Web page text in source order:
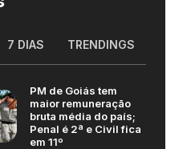
7 DIAS TRENDINGS
PM de Goiás tem
maior remuneração
bruta média do país;
Penal é 2ª e Civil fica
em 11º